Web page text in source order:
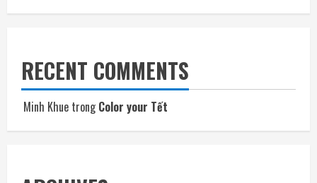
RECENT COMMENTS
Minh Khue trongColor your Tết